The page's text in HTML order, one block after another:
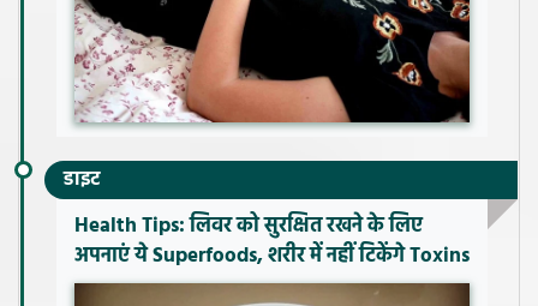
डाइट
Health Tips: लिवर को सुरक्षित रखने के लिए
अपनाएं ये Superfoods, शरीर में नहीं टिकेंगे Toxins